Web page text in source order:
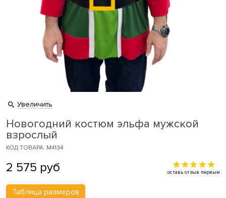
Увеличить
Новогодний костюм эльфа мужской
взрослый
КОД ТОВАРА: M4134
2 575 руб оставь отзыв первым
Таблица размеров